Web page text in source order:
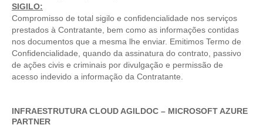
SIGILO:
Compromisso de total sigilo e confidencialidade nos serviços
prestados à Contratante, bem como as informações contidas
nos documentos que a mesma lhe enviar. Emitimos Termo de
Confidencialidade, quando da assinatura do contrato, passivo
de ações civis e criminais por divulgação e permissão de
acesso indevido a informação da Contratante.
INFRAESTRUTURA CLOUD AGILDOC – MICROSOFT AZURE
PARTNER